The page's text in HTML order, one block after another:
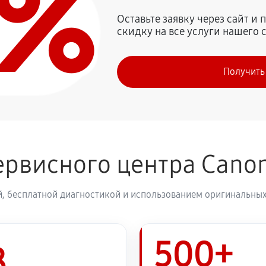
PowerShot SX20 IS
PowerShot SX20 IS
3110 руб
3280 руб
3110 руб
Оставьте заявку через сайт
скидку на все услуги нашего
центра
диагностикой и использованием
500+